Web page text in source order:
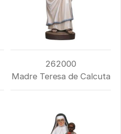
262000
Madre Teresa de Calcuta